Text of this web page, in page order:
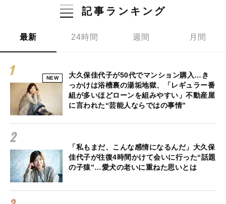
記事ランキング
最新 24時間 週間 月間
NEW
大久保佳代子が50代でマンション購入…き
っかけは浴槽裏の湯垢地獄、「レギュラー番
組が多いほどローンを組みやすい」不動産屋
に言われた“芸能人ならではの事情”
「私もまだ、こんな感情になるんだ」大久保
佳代子が往復4時間かけて会いに行った“話題
の子猿”…愛犬の老いに重ねた思いとは